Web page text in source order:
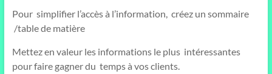
Pour simplifier l’accès à l’information, créez un sommaire
/table de matière
Mettez en valeur les informations le plus intéressantes
pour faire gagner du temps à vos clients.